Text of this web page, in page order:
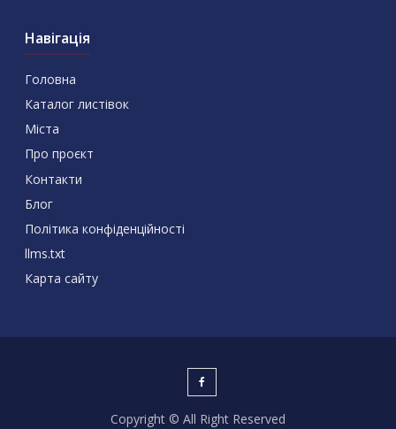
Навігація
Головна
Каталог листівок
Міста
Про проєкт
Контакти
Блог
Політика конфіденційності
llms.txt
Карта сайту
Copyright © All Right Reserved